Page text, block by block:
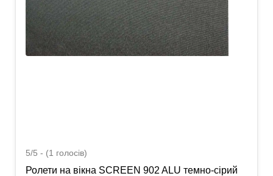
5/5 - (1 голосів)
Ролети на вікна SCREEN 902 ALU темно-сірий